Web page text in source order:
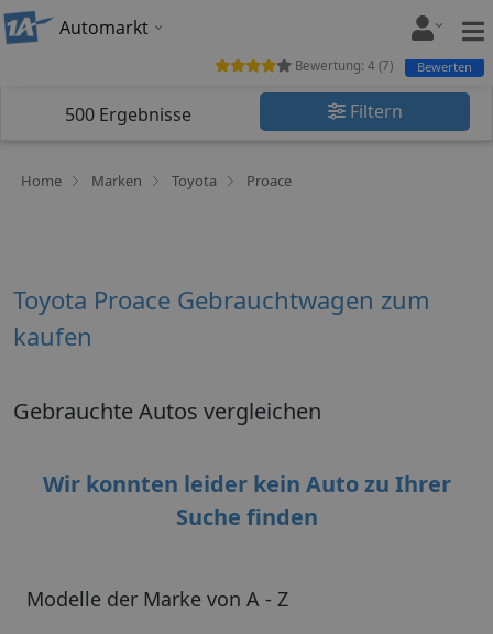
Automarkt
500 Ergebnisse Filtern
Home Marken Toyota Proace
Modelle der Marke von A - Z
Bewertung: 4 (7) Bewerten
Toyota Proace Gebrauchtwagen zum
kaufen
Gebrauchte Autos vergleichen
Wir konnten leider kein Auto zu Ihrer
Suche finden